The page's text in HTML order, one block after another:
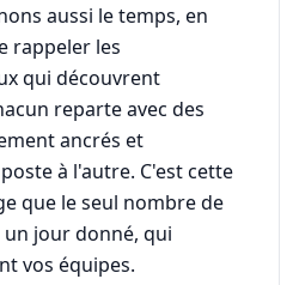
aussi le temps, en
rappeler les
qui découvrent
reparte avec des
ancrés et
à l'autre. C'est cette
que le seul nombre de
jour donné, qui
vos équipes.